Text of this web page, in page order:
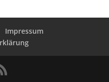
Impressum